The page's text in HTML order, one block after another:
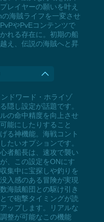
レイヤーの願いを叶え
海賊ライフを一変させ
やPvEコンテンツで
れる存在に。初期の船
え、伝説の海賊へと昇
ドワード・ホライゾ
隠し設定が話題です。
の命中精度を向上させ
能にしたりすること
る神機能。海戦コント
たいオプションです。
者船長は、速攻で襲い
、この設定をONにす
集中に宝探しや釣りを
入感のある冒険が実現
海賊船団との駆け引き
で砲撃タイミングが読
ップします。リアルな
整が可能なこの機能